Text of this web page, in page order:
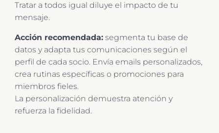
Tratar a todos igual diluye el impacto de tu
mensaje.
Acción recomendada: segmenta tu base de
datos y adapta tus comunicaciones según el
perfil de cada socio. Envía emails personalizados,
crea rutinas específicas o promociones para
miembros fieles.
La personalización demuestra atención y
refuerza la fidelidad.